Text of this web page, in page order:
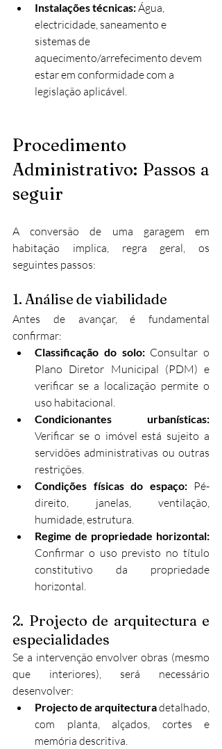
Instalações técnicas: Água,
electricidade, saneamento e
sistemas de
aquecimento/arrefecimento devem
estar em conformidade com a
legislação aplicável.
Procedimento
Administrativo: Passos a
seguir
A conversão de uma garagem em
habitação implica, regra geral, os
seguintes passos:
1. Análise de viabilidade
Antes de avançar, é fundamental
confirmar:
Classificação do solo: Consultar o
Plano Diretor Municipal (PDM) e
verificar se a localização permite o
uso habitacional.
Condicionantes urbanísticas:
Verificar se o imóvel está sujeito a
servidões administrativas ou outras
restrições.
Condições físicas do espaço: Pé-
direito, janelas, ventilação,
humidade, estrutura.
Regime de propriedade horizontal:
Confirmar o uso previsto no título
constitutivo da propriedade
horizontal.
2. Projecto de arquitectura e
especialidades
Se a intervenção envolver obras (mesmo
que interiores), será necessário
desenvolver:
Projecto de arquitectura detalhado,
com planta, alçados, cortes e
memória descritiva.